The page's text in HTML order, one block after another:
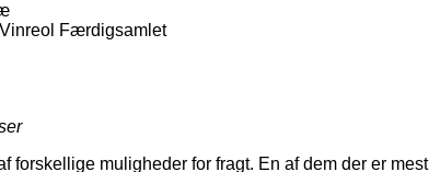
Færdigsamlet
forskellige muligheder for fragt. En af dem der er mest